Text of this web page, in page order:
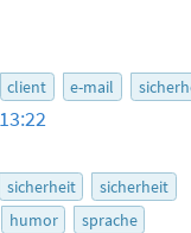
client e-mail
sicherheit sicherheit
humor sprache